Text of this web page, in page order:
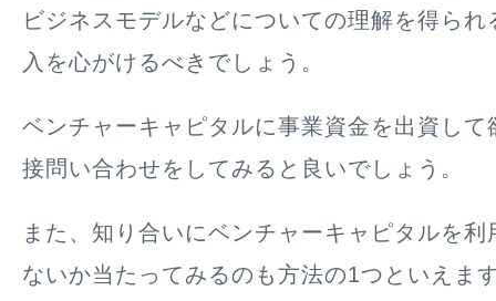
ビジネスモデルなどについての理解を得ら
入を心がけるべきでしょう。
ベンチャーキャピタルに事業資金を出資して
接問い合わせをしてみると良いでしょう。
また、知り合いにベンチャーキャピタルを
ないか当たってみるのも方法の1つといえま